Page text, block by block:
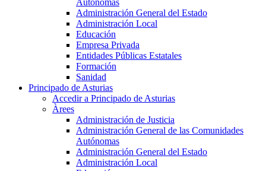
Autónomas
Administración General del Estado
Administración Local
Educación
Empresa Privada
Entidades Públicas Estatales
Formación
Sanidad
Principado de Asturias
Accedir a Principado de Asturias
Àrees
Administración de Justicia
Administración General de las Comunidades
Autónomas
Administración General del Estado
Administración Local